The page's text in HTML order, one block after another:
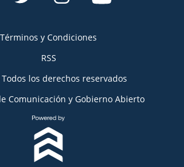
Términos y Condiciones
RSS
los derechos reservados
Comunicación y Gobierno Abierto